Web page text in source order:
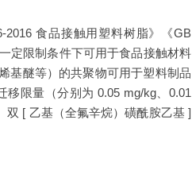
2016 食品接触用塑料树脂》《GB
定限制条件下可用于食品接触材料
基醚等）的共聚物可用于塑料制品
限量（分别为 0.05 mg/kg、0.01
双 [ 乙基（全氟辛烷）磺酰胺乙基 ]